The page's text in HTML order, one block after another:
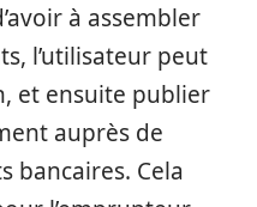
à assembler
l’utilisateur peut
et ensuite publier
auprès de
bancaires. Cela